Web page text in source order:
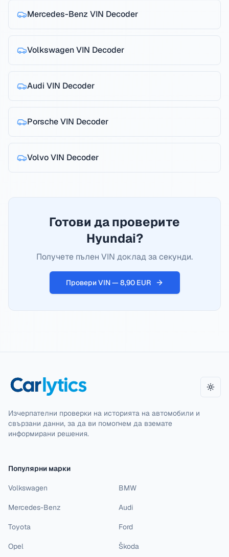
Mercedes-Benz VIN Decoder
VolkswagenVIN Decoder
Audi VIN Decoder
PorscheVIN Decoder
VolvoVIN Decoder
Готови да проверите
Hyundai?
Получете пълен VIN доклад за секунди.
Провери VIN — 8,90 EUR
Изчерпателни проверки на историята на автомобили и
свързани данни, за да ви помогнем да вземате
информирани решения.
Популярни марки
Volkswagen BMW
Mercedes-Benz Audi
Toyota Ford
Opel Škoda